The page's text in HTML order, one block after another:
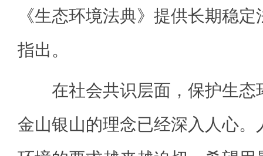
《生态环境法典》提供长期稳
指出。
在社会共识层面，保护生态
金山银山的理念已经深入人心